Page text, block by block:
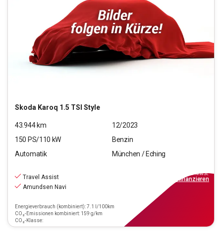
Skoda Karoq 1.5 TSI Style
43.944km
12/2023
150 PS/110 kW
Benzin
Automatik
München / Eching
Travel Assist
Amundsen Navi
Energieverbrauch (kombiniert): 7.1 l/100km
CO₂-Emissionen kombiniert: 159 g/km
CO₂-Klasse:
inkl.MwSt.
finanzieren